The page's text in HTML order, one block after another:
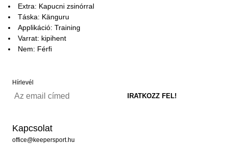
Extra: Kapucni zsinórral
Táska: Känguru
Applikáció: Training
Varrat: kipihent
Nem: Férfi
Hírlevél
Kapcsolat
office@keepersport.hu